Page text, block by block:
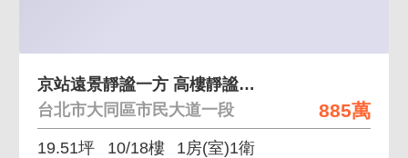
885萬
京站遠景靜謐一方 高樓靜謐遠景綠意,低總價入主
台北市大同區市民大道一段
19.51坪 10/18樓 1房(室)1衛